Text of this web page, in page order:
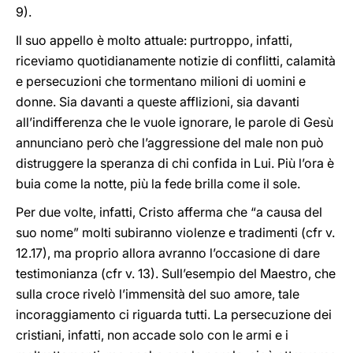
9).
Il suo appello è molto attuale: purtroppo, infatti,
riceviamo quotidianamente notizie di conflitti, calamità
e persecuzioni che tormentano milioni di uomini e
donne. Sia davanti a queste afflizioni, sia davanti
all’indifferenza che le vuole ignorare, le parole di Gesù
annunciano però che l’aggressione del male non può
distruggere la speranza di chi confida in Lui. Più l’ora è
buia come la notte, più la fede brilla come il sole.
Per due volte, infatti, Cristo afferma che “a causa del
suo nome” molti subiranno violenze e tradimenti (cfr v.
12.17), ma proprio allora avranno l’occasione di dare
testimonianza (cfr v. 13). Sull’esempio del Maestro, che
sulla croce rivelò l’immensità del suo amore, tale
incoraggiamento ci riguarda tutti. La persecuzione dei
cristiani, infatti, non accade solo con le armi e i